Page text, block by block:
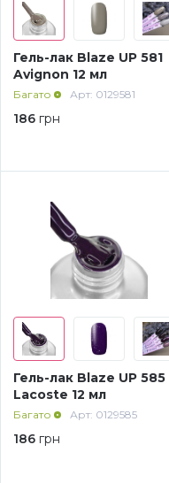
Інші прикраси
Фарби для розпису
Гель-лак Blaze UP 581
Avignon 12 мл
Багато Арт: 0129581
186 грн
Гель-лак Blaze UP 585
Lacoste 12 мл
Багато Арт: 0129585
186 грн